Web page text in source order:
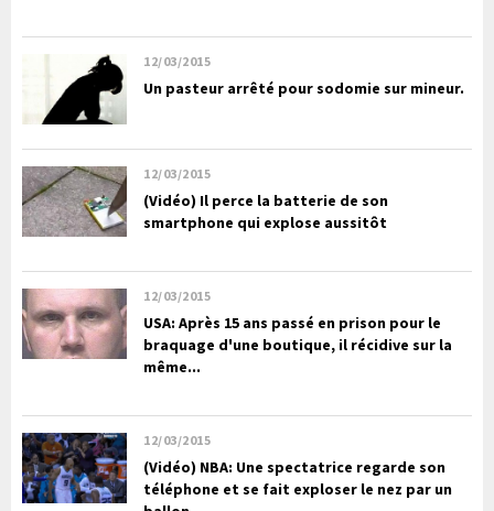
12/03/2015
Un pasteur arrêté pour sodomie sur mineur.
12/03/2015
(Vidéo) Il perce la batterie de son
smartphone qui explose aussitôt
12/03/2015
USA: Après 15 ans passé en prison pour le
braquage d'une boutique, il récidive sur la
même...
12/03/2015
(Vidéo) NBA: Une spectatrice regarde son
téléphone et se fait exploser le nez par un